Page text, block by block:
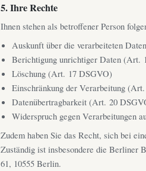
5. Ihre Rechte
Ihnen stehen als betroffener Person
Auskunft über die verarbeiteten
Berichtigung unrichtiger Daten (Art.
Löschung (Art. 17 DSGVO)
Einschränkung der Verarbeitung
Datenübertragbarkeit (Art. 20
Widerspruch gegen
Zudem haben Sie das Recht, sich bei
Zuständig ist insbesondere die Berliner
61, 10555 Berlin.